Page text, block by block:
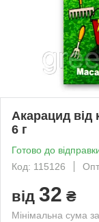
Акарацид від
6 г
Готово до
Код: 115126
Опт
від 32 ₴
Мінімальна сума